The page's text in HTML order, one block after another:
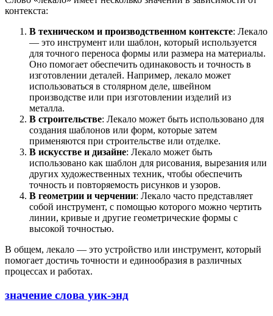
контекста:
В техническом и производственном контексте: Лекало
— это инструмент или шаблон, который используется
для точного переноса формы или размера на материалы.
Оно помогает обеспечить одинаковость и точность в
изготовлении деталей. Например, лекало может
использоваться в столярном деле, швейном
производстве или при изготовлении изделий из
металла.
В строительстве: Лекало может быть использовано для
создания шаблонов или форм, которые затем
применяются при строительстве или отделке.
В искусстве и дизайне: Лекало может быть
использовано как шаблон для рисования, вырезания или
других художественных техник, чтобы обеспечить
точность и повторяемость рисунков и узоров.
В геометрии и черчении: Лекало часто представляет
собой инструмент, с помощью которого можно чертить
линии, кривые и другие геометрические формы с
высокой точностью.
В общем, лекало — это устройство или инструмент, который
помогает достичь точности и единообразия в различных
процессах и работах.
значение слова уик-энд